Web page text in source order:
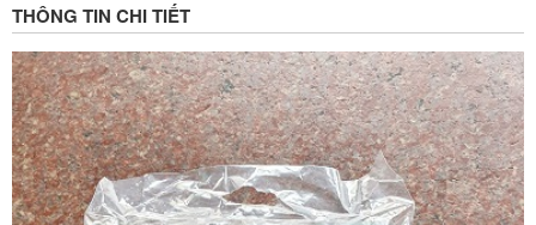
THÔNG TIN CHI TIẾT